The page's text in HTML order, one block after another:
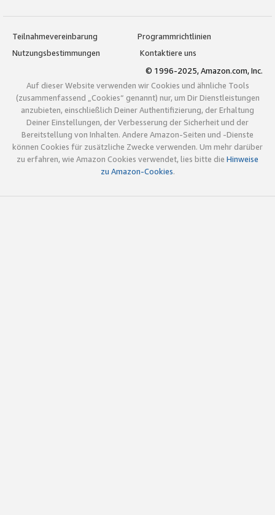
Teilnahmevereinbarung
Programmrichtlinien
Nutzungsbestimmungen
Kontaktiere uns
© 1996-2025, Amazon.com, Inc.
Auf dieser Website verwenden wir Cookies und ähnliche Tools
(zusammenfassend „Cookies“ genannt) nur, um Dir Dienstleistungen
anzubieten, einschließlich Deiner Authentifizierung, der Erhaltung
Deiner Einstellungen, der Verbesserung der Sicherheit und der
Bereitstellung von Inhalten. Andere Amazon-Seiten und -Dienste
können Cookies für zusätzliche Zwecke verwenden. Um mehr darüber
zu erfahren, wie Amazon Cookies verwendet, lies bitte die Hinweise
zu Amazon-Cookies.